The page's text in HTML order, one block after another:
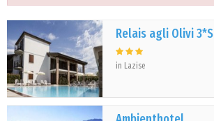
Relais agli Olivi 3*S
in Lazise